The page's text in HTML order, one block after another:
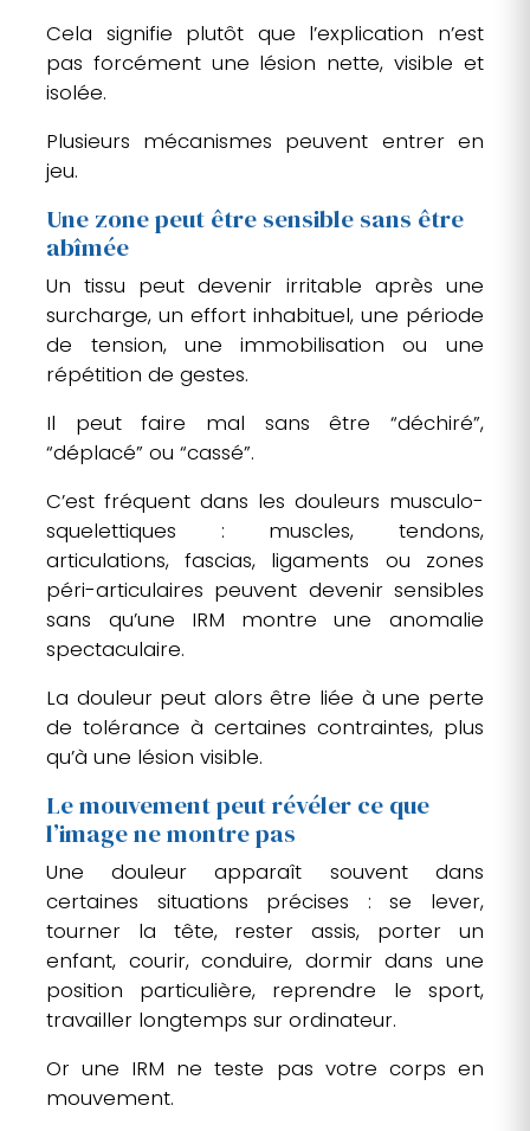
Cela signifie plutôt que l’explication n’est
pas forcément une lésion nette, visible et
isolée.
Plusieurs mécanismes peuvent entrer en
jeu.
Une zone peut être sensible sans être
abîmée
Un tissu peut devenir irritable après une
surcharge, un effort inhabituel, une période
de tension, une immobilisation ou une
répétition de gestes.
Il peut faire mal sans être “déchiré”,
“déplacé” ou “cassé”.
C’est fréquent dans les douleurs musculo-
squelettiques : muscles, tendons,
articulations, fascias, ligaments ou zones
péri-articulaires peuvent devenir sensibles
sans qu’une IRM montre une anomalie
spectaculaire.
La douleur peut alors être liée à une perte
de tolérance à certaines contraintes, plus
qu’à une lésion visible.
Le mouvement peut révéler ce que
l’image ne montre pas
Une douleur apparaît souvent dans
certaines situations précises : se lever,
tourner la tête, rester assis, porter un
enfant, courir, conduire, dormir dans une
position particulière, reprendre le sport,
travailler longtemps sur ordinateur.
Or une IRM ne teste pas votre corps en
mouvement.